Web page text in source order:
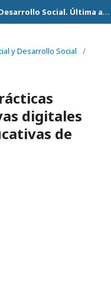
Ixaya. Revista Universitaria de Desarrollo Social. Última actualización 14 de Julio del 2026
y Desarrollo Social
/
digitales
de